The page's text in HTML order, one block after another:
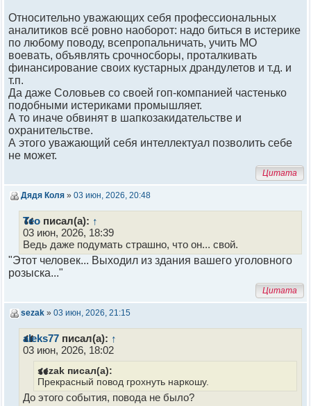
Относительно уважающих себя профессиональных
аналитиков всё ровно наоборот: надо биться в истерике
по любому поводу, всепропальничать, учить МО
воевать, объявлять срочносборы, проталкивать
финансирование своих кустарных драндулетов и т.д. и
т.п.
Да даже Соловьев со своей гоп-компанией частенько
подобными истериками промышляет.
А то иначе обвинят в шапкозакидательстве и
охранительстве.
А этого уважающий себя интеллектуал позволить себе
не может.
Цитата
Дядя Коля » 03 июн, 2026, 20:48
Тео писал(а): ↑
03 июн, 2026, 18:39
Ведь даже подумать страшно, что он... свой.
"Этот человек... Выходил из здания вашего уголовного
розыска..."
Цитата
sezak » 03 июн, 2026, 21:15
aleks77 писал(а): ↑
03 июн, 2026, 18:02
sezak писал(а):
Прекрасный повод грохнуть наркошу.
До этого события, повода не было?